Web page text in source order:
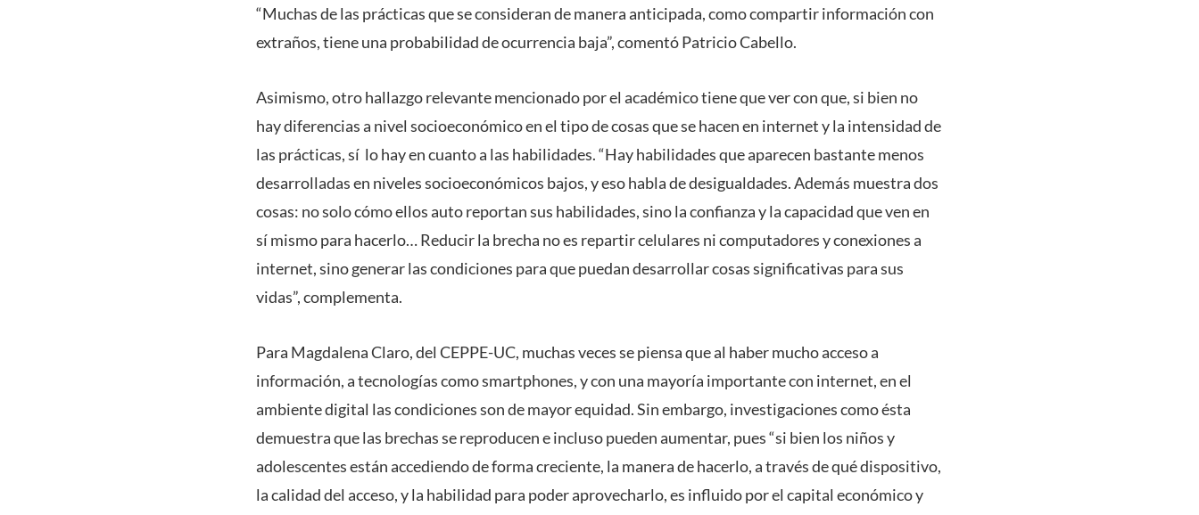
“Muchas de las prácticas que se consideran de manera anticipada, como compartir información con
extraños, tiene una probabilidad de ocurrencia baja”, comentó Patricio Cabello.
Asimismo, otro hallazgo relevante mencionado por el académico tiene que ver con que, si bien no
hay diferencias a nivel socioeconómico en el tipo de cosas que se hacen en internet y la intensidad de
las prácticas, sí lo hay en cuanto a las habilidades. “Hay habilidades que aparecen bastante menos
desarrolladas en niveles socioeconómicos bajos, y eso habla de desigualdades. Además muestra dos
cosas: no solo cómo ellos auto reportan sus habilidades, sino la confianza y la capacidad que ven en
sí mismo para hacerlo… Reducir la brecha no es repartir celulares ni computadores y conexiones a
internet, sino generar las condiciones para que puedan desarrollar cosas significativas para sus
vidas”, complementa.
Para Magdalena Claro, del CEPPE-UC, muchas veces se piensa que al haber mucho acceso a
información, a tecnologías como smartphones, y con una mayoría importante con internet, en el
ambiente digital las condiciones son de mayor equidad. Sin embargo, investigaciones como ésta
demuestra que las brechas se reproducen e incluso pueden aumentar, pues “si bien los niños y
adolescentes están accediendo de forma creciente, la manera de hacerlo, a través de qué dispositivo,
la calidad del acceso, y la habilidad para poder aprovecharlo, es influido por el capital económico y